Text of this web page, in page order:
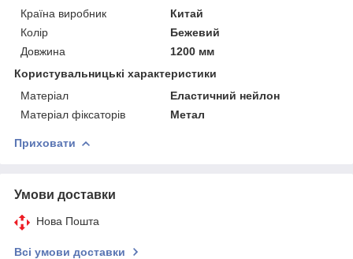
Країна виробник
Китай
Колір
Бежевий
Довжина
1200 мм
Користувальницькі характеристики
Матеріал
Еластичний нейлон
Матеріал фіксаторів
Метал
Приховати
Умови доставки
Нова Пошта
Всі умови доставки